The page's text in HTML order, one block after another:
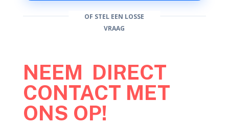
OF STEL EEN LOSSE
VRAAG
NEEM DIRECT
CONTACT MET
ONS OP!